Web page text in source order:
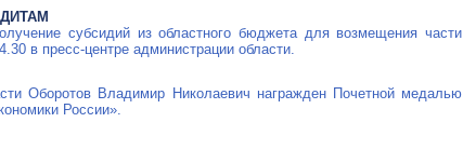
субсидий из областного бюджета для возмещения части
в пресс-центре администрации области.
Оборотов Владимир Николаевич награжден Почетной медалью
России».